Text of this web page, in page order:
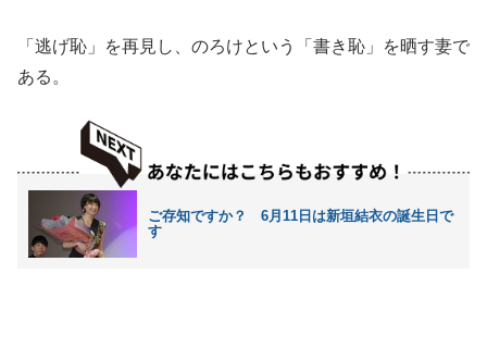
「逃げ恥」を再見し、のろけという「書き恥」を晒す妻で
ある。
ご存知ですか？ 6月11日は新垣結衣の誕生日で
す